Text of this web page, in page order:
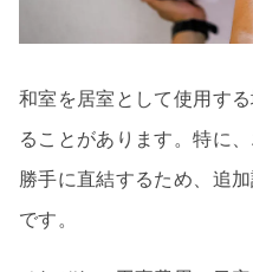
和室を居室として使用す
ることがあります。特に
勝手に直結するため、追
です。
優良な